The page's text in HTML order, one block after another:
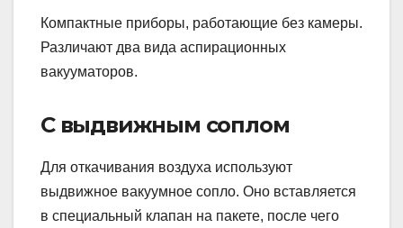
Компактные приборы, работающие без камеры.
Различают два вида аспирационных
вакууматоров.
С выдвижным соплом
Для откачивания воздуха используют
выдвижное вакуумное сопло. Оно вставляется
в специальный клапан на пакете, после чего